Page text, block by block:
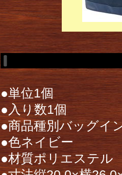
●単位1個
●入り数1個
●商品種別バッグイ
●色ネイビー
●材質ポリエステル